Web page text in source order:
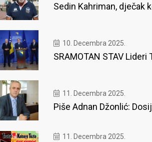
Sedin Kahriman, dječak
10. Decembra 2025.
SRAMOTAN STAV Lideri
11. Decembra 2025.
Piše Adnan Džonlić:
11. Decembra 2025.